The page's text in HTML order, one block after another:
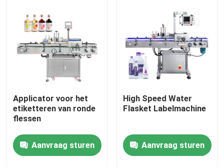
Huis
Producten
Applicator voor het
etiketteren van ronde
flessen
Aanvraag sturen
High Speed Water
Flasket Labelmachine
Aanvraag sturen